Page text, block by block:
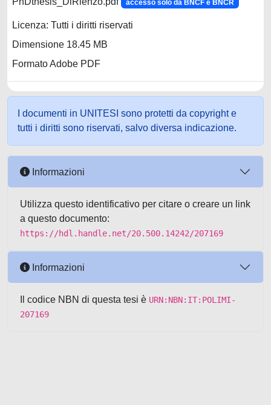
accesso solo da BNCF e BNCR
Licenza: Tutti i diritti riservati
Dimensione 18.45 MB
Formato Adobe PDF
I documenti in UNITESI sono protetti da copyright e
tutti i diritti sono riservati, salvo diversa indicazione.
Informazioni
Utilizza questo identificativo per citare o creare un link
a questo documento:
https://hdl.handle.net/20.500.14242/207169
Informazioni
Il codice NBN di questa tesi è URN:NBN:IT:POLIMI-
207169